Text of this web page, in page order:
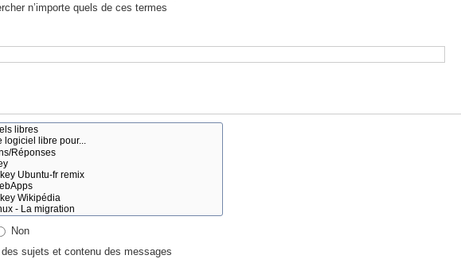
n’importe quels de ces termes
Non
sujets et contenu des messages